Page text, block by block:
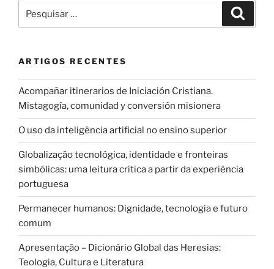
por:
ARTIGOS RECENTES
Acompañar itinerarios de Iniciación Cristiana.
Mistagogía, comunidad y conversión misionera
O uso da inteligência artificial no ensino superior
Globalização tecnológica, identidade e fronteiras
simbólicas: uma leitura crítica a partir da experiência
portuguesa
Permanecer humanos: Dignidade, tecnologia e futuro
comum
Apresentação – Dicionário Global das Heresias:
Teologia, Cultura e Literatura